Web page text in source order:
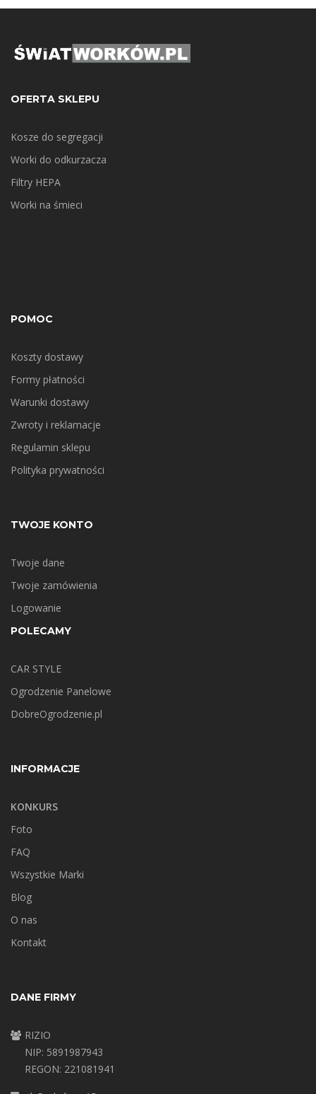
OFERTA SKLEPU
Kosze do segregacji
Worki do odkurzacza
Filtry HEPA
Worki na śmieci
POMOC
Koszty dostawy
Formy płatności
Warunki dostawy
Zwroty i reklamacje
Regulamin sklepu
Polityka prywatności
TWOJE KONTO
Twoje dane
Twoje zamówienia
Logowanie
POLECAMY
CAR STYLE
Ogrodzenie Panelowe
DobreOgrodzenie.pl
INFORMACJE
KONKURS
Foto
FAQ
Wszystkie Marki
Blog
O nas
Kontakt
DANE FIRMY
RIZIO
NIP: 5891987943
REGON: 221081941